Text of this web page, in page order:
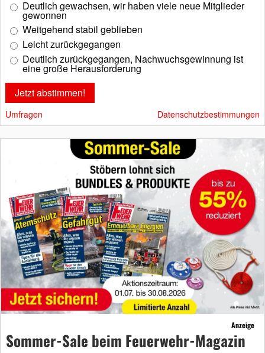
Deutlich gewachsen, wir haben viele neue Mitglieder
gewonnen
Weitgehend stabil geblieben
Leicht zurückgegangen
Deutlich zurückgegangen, Nachwuchsgewinnung ist
eine große Herausforderung
Umfragen Datenschutzbestimmungen
Anzeige
Sommer-Sale beim Feuerwehr-Magazin